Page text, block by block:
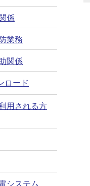
係
業務
関係
ロード
用される方
システム